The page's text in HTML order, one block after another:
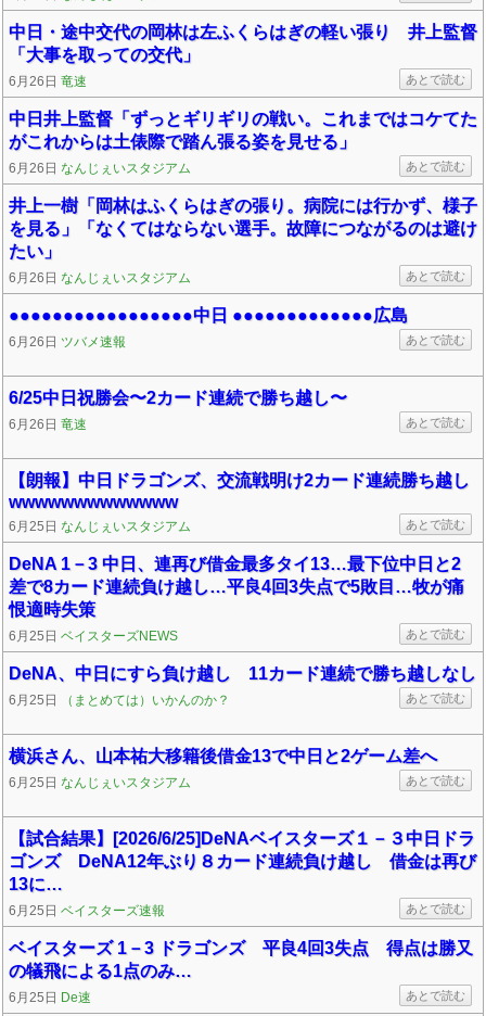
中日・途中交代の岡林は左ふくらはぎの軽い張り 井上監督
「大事を取っての交代」
6月26日 竜速 あとで読む
中日井上監督「ずっとギリギリの戦い。これまではコケてた
がこれからは土俵際で踏ん張る姿を見せる」
6月26日 なんじぇいスタジアム あとで読む
井上一樹「岡林はふくらはぎの張り。病院には行かず、様子
を見る」「なくてはならない選手。故障につながるのは避け
たい」
6月26日 なんじぇいスタジアム あとで読む
●●●●●●●●●●●●●●●●●中日 ●●●●●●●●●●●●●広島
6月26日 ツバメ速報 あとで読む
6/25中日祝勝会〜2カード連続で勝ち越し〜
6月26日 竜速 あとで読む
【朗報】中日ドラゴンズ、交流戦明け2カード連続勝ち越し
wwwwwwwwwwwww
6月25日 なんじぇいスタジアム あとで読む
DeNA 1－3 中日、連再び借金最多タイ13…最下位中日と2
差で8カード連続負け越し…平良4回3失点で5敗目…牧が痛
恨適時失策
6月25日 ベイスターズNEWS あとで読む
DeNA、中日にすら負け越し 11カード連続で勝ち越しなし
6月25日 （まとめては）いかんのか？ あとで読む
横浜さん、山本祐大移籍後借金13で中日と2ゲーム差へ
6月25日 なんじぇいスタジアム あとで読む
【試合結果】[2026/6/25]DeNAベイスターズ１－３中日ドラ
ゴンズ DeNA12年ぶり８カード連続負け越し 借金は再び
13に…
6月25日 ベイスターズ速報 あとで読む
ベイスターズ 1－3 ドラゴンズ 平良4回3失点 得点は勝又
の犠飛による1点のみ…
6月25日 De速 あとで読む